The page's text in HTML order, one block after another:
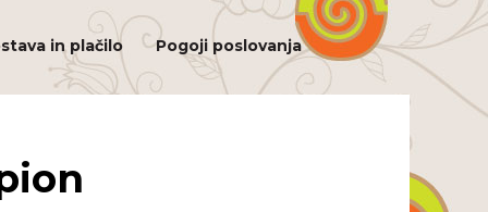
in plačilo Pogoji poslovanja